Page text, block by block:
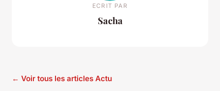
ECRIT PAR
Sacha
← Voir tous les articles Actu